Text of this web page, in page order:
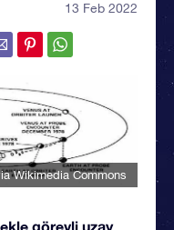
13 Feb 2022
Wikimedia Commons
görevli uzay